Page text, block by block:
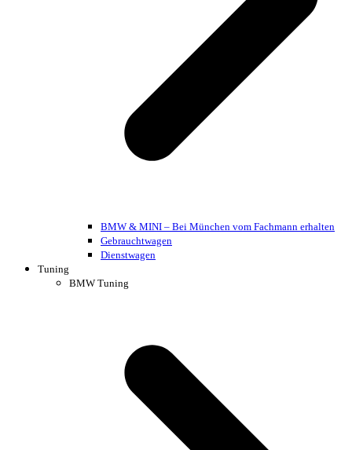
BMW & MINI – Bei München vom Fachmann erhalten
Gebrauchtwagen
Dienstwagen
Tuning
BMW Tuning